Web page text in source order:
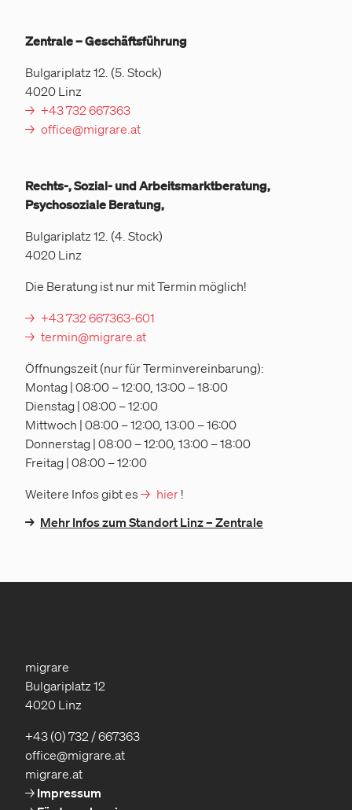
Zentrale – Geschäftsführung
Bulgariplatz 12. (5. Stock)
4020 Linz
+43 732 667363
office@migrare.at
Rechts-, Sozial- und Arbeitsmarktberatung,
Psychosoziale Beratung,
Bulgariplatz 12. (4. Stock)
4020 Linz
Die Beratung ist nur mit Termin möglich!
+43 732 667363-601
termin@migrare.at
Öffnungszeit (nur für Terminvereinbarung):
Montag | 08:00 – 12:00, 13:00 – 18:00
Dienstag | 08:00 – 12:00
Mittwoch | 08:00 – 12:00, 13:00 – 16:00
Donnerstag | 08:00 – 12:00, 13:00 – 18:00
Freitag | 08:00 – 12:00
Weitere Infos gibt es
hier !
→ Mehr Infos zum Standort Linz – Zentrale
migrare
Bulgariplatz 12
4020 Linz
+43 (0) 732 / 667363
office@migrare.at
migrare.at
Impressum